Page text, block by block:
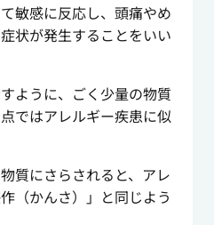
敏感に反応し、頭痛やめ
状が発生することをいい
ように、ごく少量の物質
ではアレルギー疾患に似
質にさらされると、アレ
（かんさ）」と同じよう